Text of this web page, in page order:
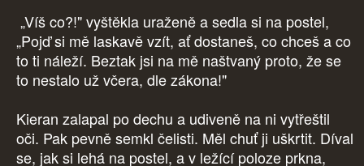
„Víš co?!" vyštěkla uraženě a sedla si na postel,
„Pojď si mě laskavě vzít, ať dostaneš, co chceš a co
to ti náleží. Beztak jsi na mě naštvaný proto, že se
to nestalo už včera, dle zákona!"
Kieran zalapal po dechu a udiveně na ni vytřeštil
oči. Pak pevně semkl čelisti. Měl chuť ji uškrtit. Díval
se, jak si lehá na postel, a v ležící poloze prkna,